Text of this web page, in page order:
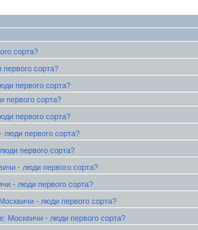
сорта?
сорта?
первого сорта?
первого сорта?
первого сорта?
люди первого сорта?
первого сорта?
- люди первого сорта?
- люди первого сорта?
- люди первого сорта?
Москвичи - люди первого сорта?